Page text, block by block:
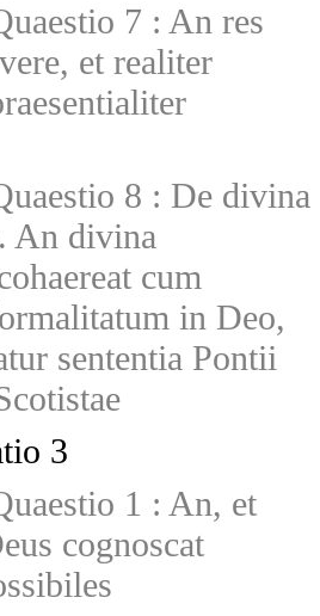
7 : An res
et realiter
8 : De divina
An divina
cum
in Deo,
sententia Pontii
3
1 : An, et
cognoscat